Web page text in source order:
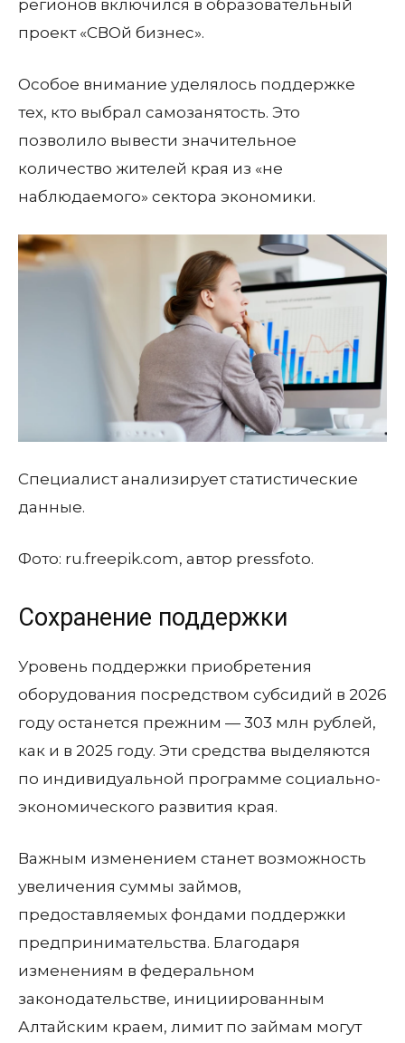
регионов включился в образовательный
проект «СВОй бизнес».
Особое внимание уделялось поддержке
тех, кто выбрал самозанятость. Это
позволило вывести значительное
количество жителей края из «не
наблюдаемого» сектора экономики.
Специалист анализирует статистические
данные.
Фото: ru.freepik.com, автор pressfoto.
Сохранение поддержки
Уровень поддержки приобретения
оборудования посредством субсидий в 2026
году останется прежним — 303 млн рублей,
как и в 2025 году. Эти средства выделяются
по индивидуальной программе социально-
экономического развития края.
Важным изменением станет возможность
увеличения суммы займов,
предоставляемых фондами поддержки
предпринимательства. Благодаря
изменениям в федеральном
законодательстве, инициированным
Алтайским краем, лимит по займам могут